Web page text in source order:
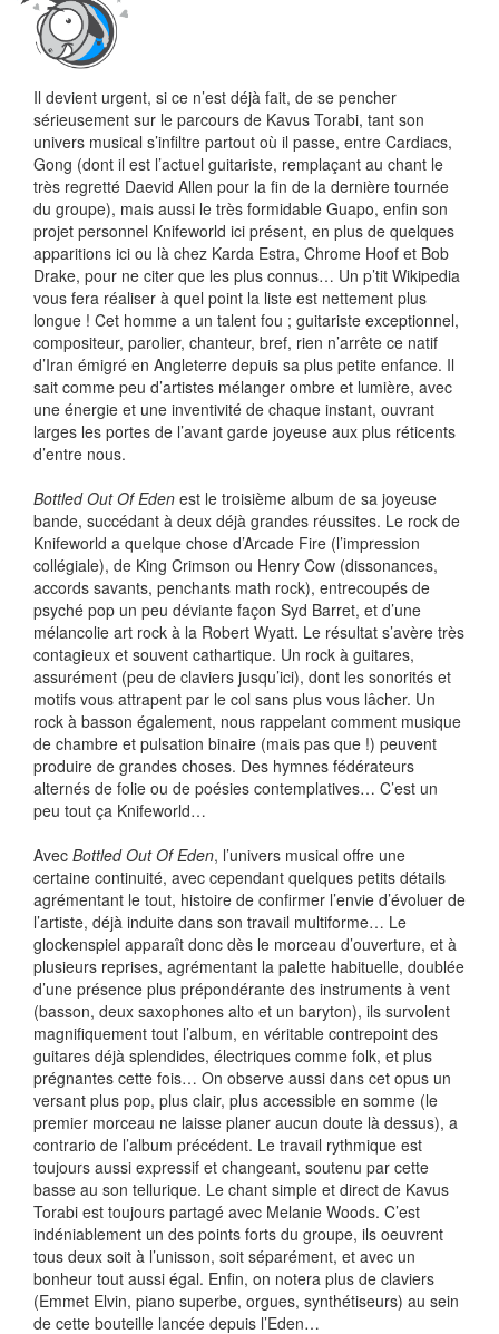
Il devient urgent, si ce n’est déjà fait, de se pencher
sérieusement sur le parcours de Kavus Torabi, tant son
univers musical s’infiltre partout où il passe, entre Cardiacs,
Gong (dont il est l’actuel guitariste, remplaçant au chant le
très regretté Daevid Allen pour la fin de la dernière tournée
du groupe), mais aussi le très formidable Guapo, enfin son
projet personnel Knifeworld ici présent, en plus de quelques
apparitions ici ou là chez Karda Estra, Chrome Hoof et Bob
Drake, pour ne citer que les plus connus… Un p’tit Wikipedia
vous fera réaliser à quel point la liste est nettement plus
longue ! Cet homme a un talent fou ; guitariste exceptionnel,
compositeur, parolier, chanteur, bref, rien n’arrête ce natif
d’Iran émigré en Angleterre depuis sa plus petite enfance. Il
sait comme peu d’artistes mélanger ombre et lumière, avec
une énergie et une inventivité de chaque instant, ouvrant
larges les portes de l’avant garde joyeuse aux plus réticents
d’entre nous.
Bottled Out Of Eden est le troisième album de sa joyeuse
bande, succédant à deux déjà grandes réussites. Le rock de
Knifeworld a quelque chose d’Arcade Fire (l’impression
collégiale), de King Crimson ou Henry Cow (dissonances,
accords savants, penchants math rock), entrecoupés de
psyché pop un peu déviante façon Syd Barret, et d’une
mélancolie art rock à la Robert Wyatt. Le résultat s’avère très
contagieux et souvent cathartique. Un rock à guitares,
assurément (peu de claviers jusqu’ici), dont les sonorités et
motifs vous attrapent par le col sans plus vous lâcher. Un
rock à basson également, nous rappelant comment musique
de chambre et pulsation binaire (mais pas que !) peuvent
produire de grandes choses. Des hymnes fédérateurs
alternés de folie ou de poésies contemplatives… C’est un
peu tout ça Knifeworld…
Avec Bottled Out Of Eden, l’univers musical offre une
certaine continuité, avec cependant quelques petits détails
agrémentant le tout, histoire de confirmer l’envie d’évoluer de
l’artiste, déjà induite dans son travail multiforme… Le
glockenspiel apparaît donc dès le morceau d’ouverture, et à
plusieurs reprises, agrémentant la palette habituelle, doublée
d’une présence plus prépondérante des instruments à vent
(basson, deux saxophones alto et un baryton), ils survolent
magnifiquement tout l’album, en véritable contrepoint des
guitares déjà splendides, électriques comme folk, et plus
prégnantes cette fois… On observe aussi dans cet opus un
versant plus pop, plus clair, plus accessible en somme (le
premier morceau ne laisse planer aucun doute là dessus), a
contrario de l’album précédent. Le travail rythmique est
toujours aussi expressif et changeant, soutenu par cette
basse au son tellurique. Le chant simple et direct de Kavus
Torabi est toujours partagé avec Melanie Woods. C’est
indéniablement un des points forts du groupe, ils oeuvrent
tous deux soit à l’unisson, soit séparément, et avec un
bonheur tout aussi égal. Enfin, on notera plus de claviers
(Emmet Elvin, piano superbe, orgues, synthétiseurs) au sein
de cette bouteille lancée depuis l’Eden…